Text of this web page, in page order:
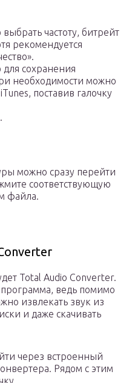
частоту, битрейт
рекомендуется
сохранения
необходимости можно
поставив галочку
можно сразу перейти
соответствующую
файла.
Total Audio Converter.
ведь помимо
извлекать звук из
и даже скачивать
через встроенный
Рядом с этим